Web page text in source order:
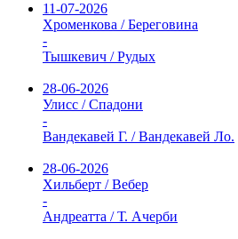
11-07-2026
Хроменкова / Береговина
-
Тышкевич / Рудых
28-06-2026
Улисс / Спадони
-
Вандекавей Г. / Вандекавей Ло.
28-06-2026
Хильберт / Вебер
-
Андреатта / Т. Ачерби